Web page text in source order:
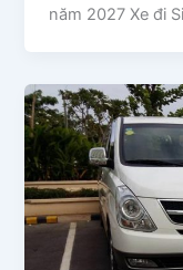
năm 2027 Xe đi